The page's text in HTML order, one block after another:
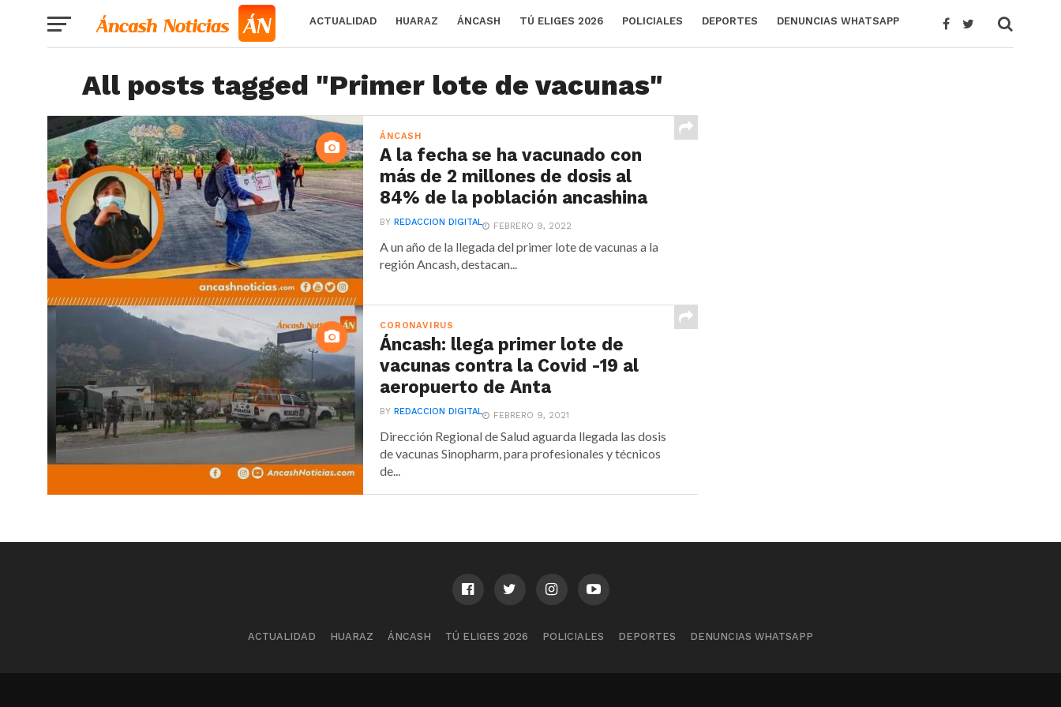
ACTUALIDAD HUARAZ ÁNCASH TÚ ELIGES 2026 POLICIALES DEPORTES DENUNCIAS WHATSAPP
All posts tagged "Primer lote de vacunas"
ÁNCASH
A la fecha se ha vacunado con
más de 2 millones de dosis al
84% de la población ancashina
BYREDACCION DIGITAL FEBRERO 9, 2022
A un año de la llegada del primer lote de vacunas a la
región Ancash, destacan...
CORONAVIRUS
Áncash: llega primer lote de
vacunas contra la Covid -19 al
aeropuerto de Anta
BYREDACCION DIGITAL FEBRERO 9, 2021
Dirección Regional de Salud aguarda llegada las dosis
de vacunas Sinopharm, para profesionales y técnicos
de...
ACTUALIDAD HUARAZ ÁNCASH TÚ ELIGES 2026 POLICIALES DEPORTES DENUNCIAS WHATSAPP